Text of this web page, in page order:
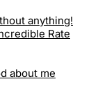
anything!
Rate
about me